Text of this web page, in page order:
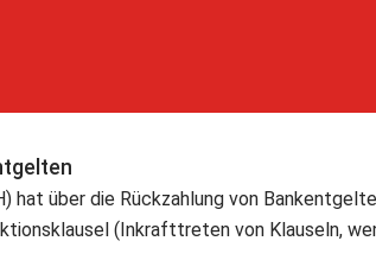
hat über die Rückzahlung von
(Inkrafttreten von Klauseln,